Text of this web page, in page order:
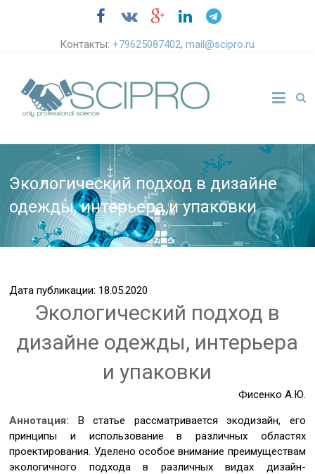
Контакты:+79625087402,mail@scipro.ru
Экологический подход в дизайне
одежды, интерьера и упаковки
Дата публикации: 18.05.2020
Экологический подход в
дизайне одежды, интерьера
и упаковки
Фисенко А.Ю.
Аннотация: В статье рассматривается экодизайн, его
принципы и использование в различных областях
проектирования. Уделено особое внимание преимуществам
экологичного подхода в различных видах дизайн-